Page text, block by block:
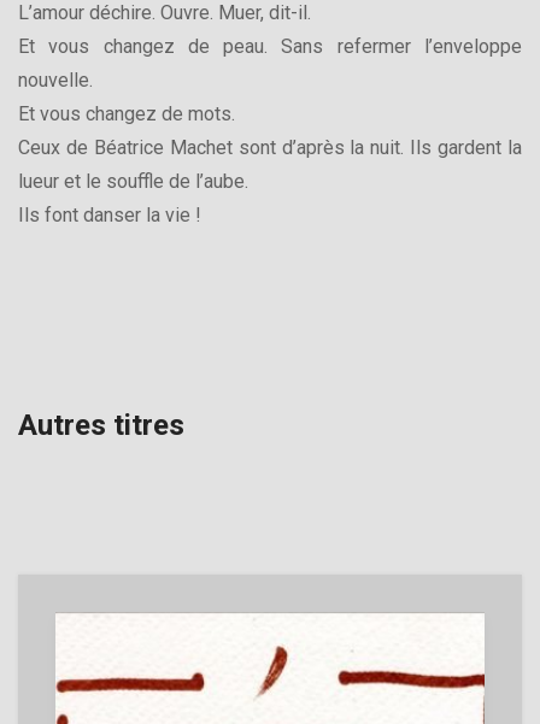
L’amour déchire. Ouvre. Muer, dit-il.
Et vous changez de peau. Sans refermer l’enveloppe
nouvelle.
Et vous changez de mots.
Ceux de Béatrice Machet sont d’après la nuit. Ils gardent la
lueur et le souffle de l’aube.
Ils font danser la vie !
Autres titres